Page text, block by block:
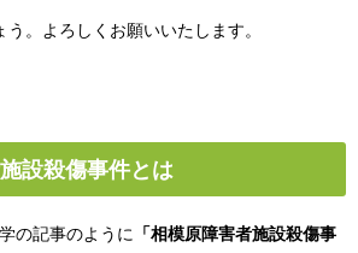
。よろしくお願いいたします。
設殺傷事件とは
の記事のように
「相模原障害者施設殺傷事